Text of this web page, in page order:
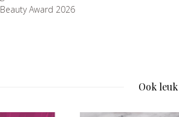
Beauty Award 2026
Ook leuk